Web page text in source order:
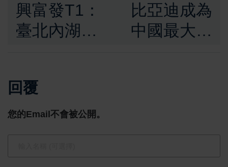
興富發T1：
臺北內湖的
科、南軟與
信義金三角
比亞迪成為
中國最大汽
回覆
您的Email不會被公開。